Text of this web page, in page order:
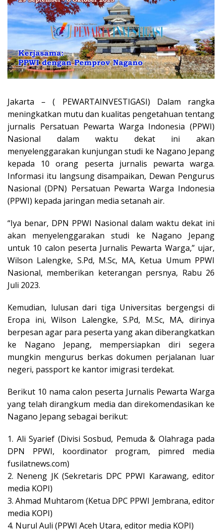
Jakarta – ( PEWARTAINVESTIGASI) Dalam rangka
meningkatkan mutu dan kualitas pengetahuan tentang
jurnalis Persatuan Pewarta Warga Indonesia (PPWI)
Nasional dalam waktu dekat ini akan
menyelenggarakan kunjungan studi ke Nagano Jepang
kepada 10 orang peserta jurnalis pewarta warga.
Informasi itu langsung disampaikan, Dewan Pengurus
Nasional (DPN) Persatuan Pewarta Warga Indonesia
(PPWI) kepada jaringan media setanah air.
“Iya benar, DPN PPWI Nasional dalam waktu dekat ini
akan menyelenggarakan studi ke Nagano Jepang
untuk 10 calon peserta Jurnalis Pewarta Warga,” ujar,
Wilson Lalengke, S.Pd, M.Sc, MA, Ketua Umum PPWI
Nasional, memberikan keterangan persnya, Rabu 26
Juli 2023.
Kemudian, lulusan dari tiga Universitas bergengsi di
Eropa ini, Wilson Lalengke, S.Pd, M.Sc, MA, dirinya
berpesan agar para peserta yang akan diberangkatkan
ke Nagano Jepang, mempersiapkan diri segera
mungkin mengurus berkas dokumen perjalanan luar
negeri, passport ke kantor imigrasi terdekat.
Berikut 10 nama calon peserta Jurnalis Pewarta Warga
yang telah dirangkum media dan direkomendasikan ke
Nagano Jepang sebagai berikut:
1. Ali Syarief (Divisi Sosbud, Pemuda & Olahraga pada
DPN PPWI, koordinator program, pimred media
fusilatnews.com)
2. Neneng JK (Sekretaris DPC PPWI Karawang, editor
media KOPI)
3. Ahmad Muhtarom (Ketua DPC PPWI Jembrana, editor
media KOPI)
4. Nurul Auli (PPWI Aceh Utara, editor media KOPI)